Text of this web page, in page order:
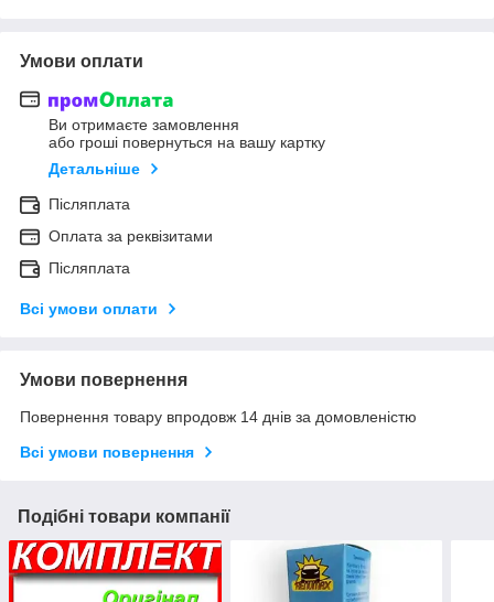
Умови оплати
Ви отримаєте замовлення
або гроші повернуться на вашу картку
Детальніше
Післяплата
Оплата за реквізитами
Післяплата
Всі умови оплати
Умови повернення
Повернення товару впродовж 14 днів за домовленістю
Всі умови повернення
Подібні товари компанії